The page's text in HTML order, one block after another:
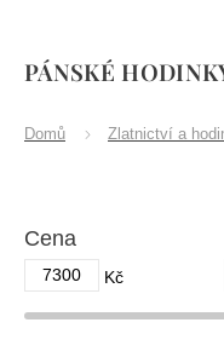
PÁNSKÉ
Domů Zlatnictví a
Cena
7300 Kč